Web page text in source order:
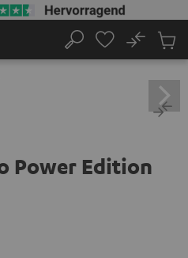
Suche
No
Power Edition